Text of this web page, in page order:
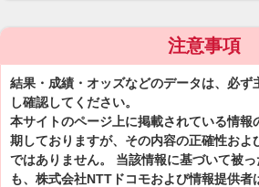
注意事項
結果・成績・オッズなどのデータは、必ず
し確認してください。
本サイトのページ上に掲載されている情報
期しておりますが、その内容の正確性およ
ではありません。 当該情報に基づいて被
も、株式会社NTTドコモおよび情報提供者